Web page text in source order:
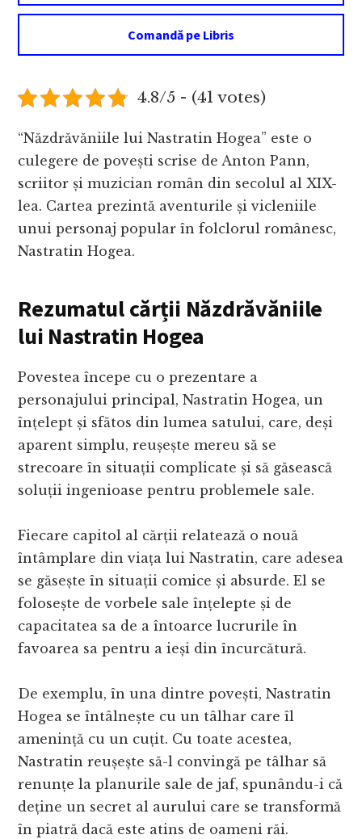
Comandă pe Libris
4.8/5 - (41 votes)
“Năzdrăvăniile lui Nastratin Hogea” este o
culegere de povești scrise de Anton Pann,
scriitor și muzician român din secolul al XIX-
lea. Cartea prezintă aventurile și vicleniile
unui personaj popular în folclorul românesc,
Nastratin Hogea.
Rezumatul cărții Năzdrăvăniile
lui Nastratin Hogea
Povestea începe cu o prezentare a
personajului principal, Nastratin Hogea, un
înțelept și sfătos din lumea satului, care, deși
aparent simplu, reușește mereu să se
strecoare în situații complicate și să găsească
soluții ingenioase pentru problemele sale.
Fiecare capitol al cărții relatează o nouă
întâmplare din viața lui Nastratin, care adesea
se găsește în situații comice și absurde. El se
folosește de vorbele sale înțelepte și de
capacitatea sa de a întoarce lucrurile în
favoarea sa pentru a ieși din încurcătură.
De exemplu, în una dintre povești, Nastratin
Hogea se întâlnește cu un tâlhar care îl
amenință cu un cuțit. Cu toate acestea,
Nastratin reușește să-l convingă pe tâlhar să
renunțe la planurile sale de jaf, spunându-i că
deține un secret al aurului care se transformă
în piatră dacă este atins de oameni răi.